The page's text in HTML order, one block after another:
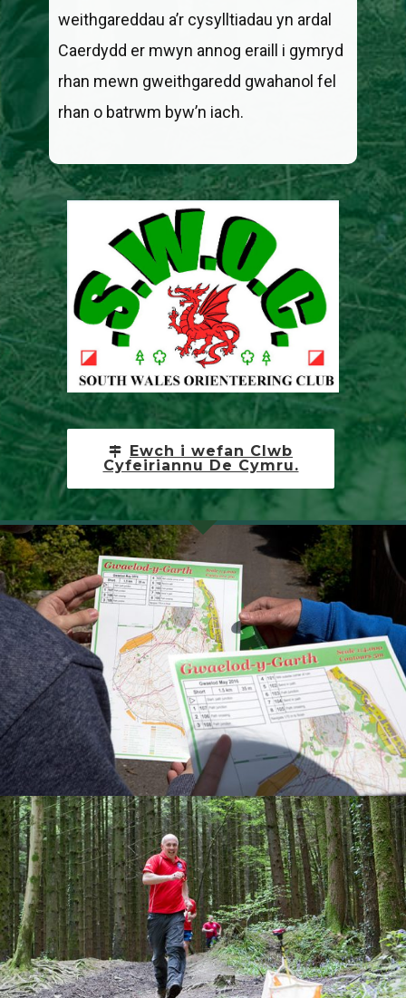
weithgareddau a’r cysylltiadau yn ardal
Caerdydd er mwyn annog eraill i gymryd
rhan mewn gweithgaredd gwahanol fel
rhan o batrwm byw’n iach.
Ewch i wefan Clwb
Cyfeiriannu De Cymru.